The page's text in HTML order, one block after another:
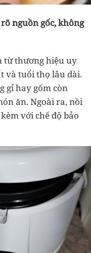
nguồn gốc, không
từ thương hiệu uy
và tuổi thọ lâu dài.
gỉ hay gốm còn
ăn. Ngoài ra, nồi
với chế độ bảo